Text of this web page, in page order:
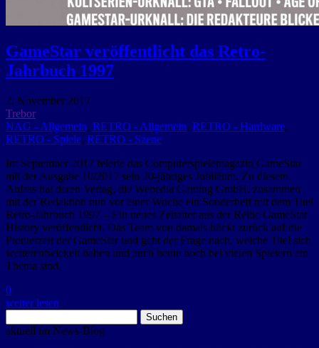
GameStar veröffentlicht das Retro-
Jahrbuch 1997
2. November 2017
Trebor
NAG - Allgemein, RETRO - Allgemein, RETRO - Hardware,
RETRO - Spiele, RETRO - Szene
Im September 2017 feierte das Computerspielemagazin GameStar
mit der Ausgabe 10/2017 sein 20-jähriges Jubiläum. Zu diesem
Anlass hat deren Verlag, die Webedia Gaming GmbH, zusammen
mit der Redaktion nun vor einer Woche ein Sonderheft mit dem Titel
Retro-Jahrbuch 1997 – Ein neues Zeitalter aus der Reihe GameStar
History veröffentlicht. Das Team von damals blickt zurück auf die
Pionierzeit der GameStar und geht der Frage nach, welche Titel sich
weiterentwickelt haben und auch heute noch bei vielen Spielern ein
Thema sind.
0
weiter lesen
nach:
aktuell im News-Blog